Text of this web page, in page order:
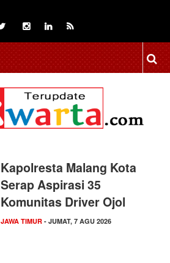
Kapolresta Malang Kota
Serap Aspirasi 35
Komunitas Driver Ojol
JAWA TIMUR - JUMAT, 7 AGU 2026